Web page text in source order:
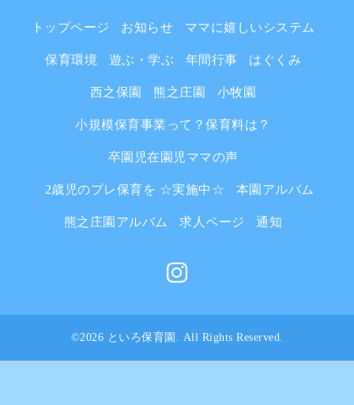
トップページ お知らせ ママに嬉しいシステム
保育環境 遊ぶ・学ぶ 年間行事 はぐくみ
西之保園 熊之庄園 小牧園
小規模保育事業って？保育料は？
卒園児在園児ママの声
2歳児のプレ保育を ☆実施中☆ 本園アルバム
熊之庄園アルバム 求人ページ 通知
©2026 といろ保育園 . All Rights Reserved.